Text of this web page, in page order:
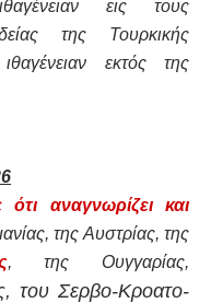
εις τους
της Τουρκικής
εκτός της
αναγνωρίζει και
της Αυστρίας, της
, της Ουγγαρίας,
του Σερβο-Κροατο-